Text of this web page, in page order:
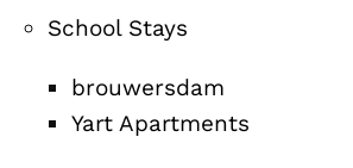
School Stays
brouwersdam
Yart Apartments